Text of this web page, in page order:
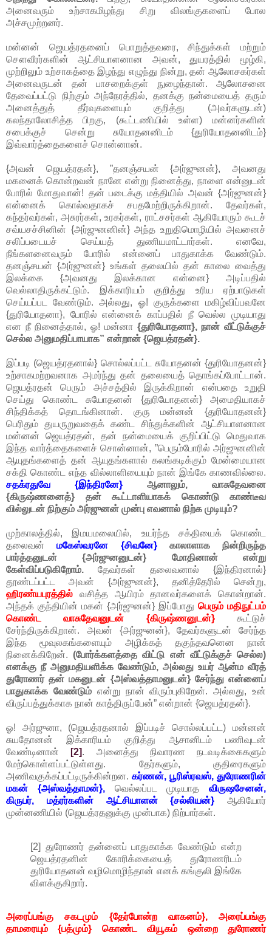
அனைவரும் உற்சாகமிழந்து சிறு விலங்குகளைப் போல
அச்சமுற்றனர்.
மன்னன் ஜெயத்ரதனைப் பொறுத்தவரை, சிந்துக்கள் மற்றும்
சௌவீரர்களின் ஆட்சியாளனான அவன், துயரத்தில் மூழ்கி,
முற்றிலும் உற்சாகத்தை இழந்து எழுந்து நின்று, தன் ஆலோசகர்கள்
அனைவருடன் தன் பாசறைக்குள் நுழைந்தான். ஆலோசனை
தேவைப்பட்டு நிற்கும் அந்நேரத்தில், தனக்கு நன்மையைத் தரும்
அனைத்துத் தீர்வுகளையும் குறித்து (அவர்களுடன்)
கலந்தாலோசித்த பிறகு, (கூட்டணியில் உள்ள) மன்னர்களின்
சபைக்குச் சென்று சுயோதனனிடம் {துரியோதனனிடம்}
இவ்வார்த்தைகளைச் சொன்னான்.
{அவன் ஜெயத்ரதன்}, ”தனஞ்சயன் {அர்ஜுனன்}, அவனது
மகனைக் கொன்றவன் நானே என்று நினைத்து, நாளை என்னுடன்
போரில் மோதுவான்! தன் படைக்கு மத்தியில் அவன் {அர்ஜுனன்}
என்னைக் கொல்வதாகச் சபதமேற்றிருக்கிறான். தேவர்கள்,
கந்தர்வர்கள், அசுரர்கள், உரகர்கள், ராட்சசர்கள் ஆகியோரும் கூடச்
சவ்யசச்சினின் {அர்ஜுனனின்} அந்த உறுதிமொழியில் அவனைச்
சலிப்படையச் செய்யத் துணியமாட்டார்கள். எனவே,
நீங்களனைவரும் போரில் என்னைப் பாதுகாக்க வேண்டும்.
தனஞ்சயன் {அர்ஜுனன்} உங்கள் தலையில் தன் காலை வைத்து
இலக்கை {அவனது இலக்கான என்னை} அடிப்பதில்
வெல்லாதிருக்கட்டும். இக்காரியம் குறித்து உரிய ஏற்பாடுகள்
செய்யப்பட வேண்டும். அல்லது, ஓ! குருக்களை மகிழ்விப்பவனே
{துரியோதனா}, போரில் என்னைக் காப்பதில் நீ வெல்ல முடியாது
என நீ நினைத்தால், ஓ! மன்னா {துரியோதனா}, நான் வீட்டுக்குச்
செல்ல அனுமதிப்பாயாக” என்றான் {ஜெயத்ரதன்}.
இப்படி (ஜெயத்ரதனால்} சொல்லப்பட்ட சுயோதனன் {துரியோதனன்}
உற்சாகமற்றவனாக அமர்ந்து தன் தலையைத் தொங்கப்போட்டான்.
ஜெயத்ரதன் பெரும் அச்சத்தில் இருக்கிறான் என்பதை உறுதி
செய்து கொண்ட சுயோதனன் {துரியோதனன்} அமைதியாகச்
சிந்திக்கத் தொடங்கினான். குரு மன்னன் {துரியோதனன்}
பெரிதும் துயருறுவதைக் கண்ட சிந்துக்களின் ஆட்சியாளனான
மன்னன் ஜெயத்ரதன், தன் நன்மையைக் குறிப்பிட்டு மெதுவாக
இந்த வார்த்தைகளைச் சொன்னான், ”பெரும்போரில் அர்ஜுனனின்
ஆயுதங்களைத் தன் ஆயுதங்களால் கலங்கடிக்கும் மேன்மையான
சக்தி கொண்ட எந்த வில்லாளியையும் நான் இங்கே காணவில்லை.
சதக்ரதுவே {இந்திரனே} ஆனாலும், வாசுதேவனை
{கிருஷ்ணனைத்} தன் கூட்டாளியாகக் கொண்டு காண்டீவ
வில்லுடன் நிற்கும் அர்ஜுனன் முன்பு எவனால் நிற்க முடியும்?
முற்காலத்தில், இமயமலையில், உயர்ந்த சக்தியைக் கொண்ட
தலைவன்மகேஸ்வரனே {சிவனே}காலாளாக நின்றிருந்த
பார்த்தனுடன் {அர்ஜுனனுடன்} மோதினான் என்று
கேள்விப்படுகிறோம். தேவர்கள் தலைவனால் {இந்திரனால்}
தூண்டப்பட்ட அவன் {அர்ஜுனன்}, தனித்தேரில் சென்று,
ஹிரண்யபுரத்தில் வசித்த ஆயிரம் தானவர்களைக் கொன்றான்.
அந்தக் குந்தியின் மகன் {அர்ஜுனன்} இப்போது பெரும் மதிநுட்பம்
கொண்ட வாசுதேவனுடன் {கிருஷ்ணனுடன்}கூட்டுச்
சேர்ந்திருக்கிறான். அவன் {அர்ஜுனன்}, தேவர்களுடன் சேர்ந்த
இந்த மூவுலகங்களையும் அழிக்கத் தகுந்தவனென நான்
நினைக்கிறேன்.(போர்க்களத்தை விட்டு என் வீட்டுக்குச் செல்ல)
எனக்கு நீ அனுமதியளிக்க வேண்டும், அல்லது உயர் ஆன்ம வீரத்
துரோணர் தன் மகனுடன் {அஸ்வத்தாமனுடன்} சேர்ந்து என்னைப்
பாதுகாக்க வேண்டும் என்று நான் விரும்புகிறேன். அல்லது, உன்
விருப்பத்துக்காக நான் காத்திருப்பேன்” என்றான் {ஜெயத்ரதன்}.
ஓ! அர்ஜுனா, (ஜெயத்ரதனால் இப்படிச் சொல்லப்பட்ட) மன்னன்
சுயதோனன் இக்காரியம் குறித்து ஆசானிடம் பணிவுடன்
வேண்டினான்
[2]. அனைத்து நிவாரண நடவடிக்கைகளும்
மேற்கொள்ளப்பட்டுள்ளது. தேர்களும், குதிரைகளும்
அணிவகுக்கப்பட்டிருக்கின்றன. கர்ணன், பூரிஸ்ரவஸ், துரோணரின்
மகன் {அஸ்வத்தாமன்}, வெல்லப்பட முடியாத விருஷசேனன்,
கிருபர், மத்ரர்களின் ஆட்சியாளன் {சல்லியன்} ஆகியோர்
முன்னணியில் (ஜெயத்ரதனுக்கு முன்பாக) நிற்பார்கள்.
[2] துரோணர் தன்னைப் பாதுகாக்க வேண்டும் என்ற
ஜெயத்ரதனின் கோரிக்கையைத் துரோணரிடம்
துரியோதனன் வழிமொழிந்தான் எனக் கங்குலி இங்கே
விளக்குகிறார்.
அரைப்பங்கு சகடமும் {தேர்போன்ற வாகனம்}, அரைப்பங்கு
தாமரையும் {பத்மும்} கொண்ட வியூகம் ஒன்றை துரோணர்